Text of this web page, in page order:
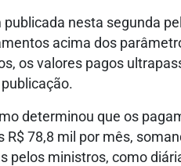
nesta segunda
acima dos
os valores pagos
determinou que os
R$ 78,8 mil por mês,
pelos ministros, como